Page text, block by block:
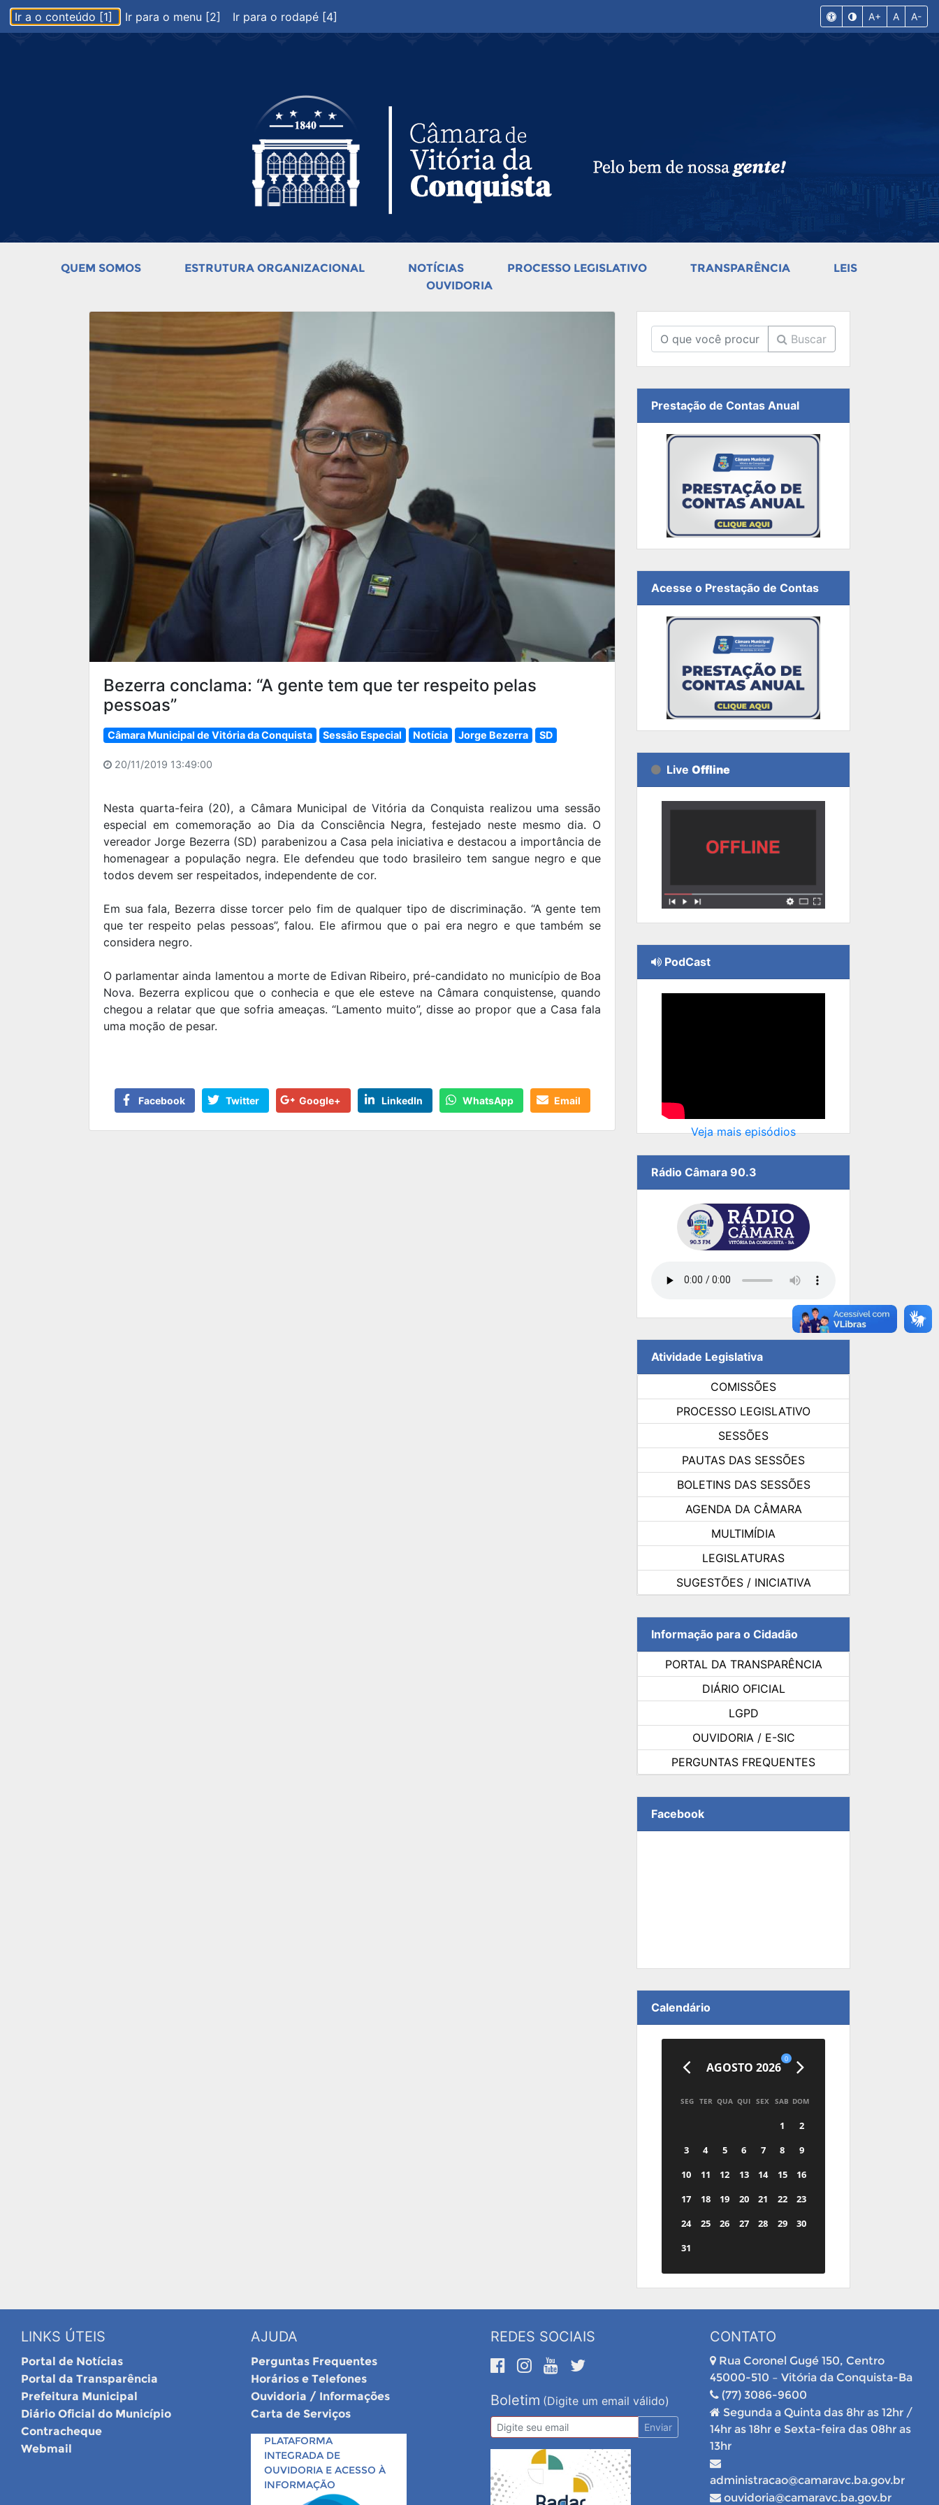
Ir a o conteúdo [1] Ir para o menu [2] Ir para o rodapé [4] A+ A A-
QUEM SOMOS ESTRUTURA ORGANIZACIONAL NOTÍCIAS PROCESSO LEGISLATIVO TRANSPARÊNCIA
LEIS
OUVIDORIA
Bezerra conclama: “A gente tem que ter respeito pelas
pessoas”
Câmara Municipal de Vitória da Conquista Sessão Especial Notícia Jorge Bezerra SD
20/11/2019 13:49:00
Nesta quarta-feira (20), a Câmara Municipal de Vitória da Conquista realizou uma sessão
especial em comemoração ao Dia da Consciência Negra, festejado neste mesmo dia. O
vereador Jorge Bezerra (SD) parabenizou a Casa pela iniciativa e destacou a importância de
homenagear a população negra. Ele defendeu que todo brasileiro tem sangue negro e que
todos devem ser respeitados, independente de cor.
Em sua fala, Bezerra disse torcer pelo fim de qualquer tipo de discriminação. “A gente tem
que ter respeito pelas pessoas”, falou. Ele afirmou que o pai era negro e que também se
considera negro.
O parlamentar ainda lamentou a morte de Edivan Ribeiro, pré-candidato no município de Boa
Nova. Bezerra explicou que o conhecia e que ele esteve na Câmara conquistense, quando
chegou a relatar que que sofria ameaças. “Lamento muito”, disse ao propor que a Casa fala
uma moção de pesar.
Facebook Twitter Google+ LinkedIn WhatsApp Email
Buscar
Prestação de Contas Anual
Acesse o Prestação de Contas
Live Offline
PodCast
Veja mais episódios
Rádio Câmara 90.3
Atividade Legislativa
COMISSÕES
PROCESSO LEGISLATIVO
SESSÕES
PAUTAS DAS SESSÕES
BOLETINS DAS SESSÕES
AGENDA DA CÂMARA
MULTIMÍDIA
LEGISLATURAS
SUGESTÕES / INICIATIVA
Informação para o Cidadão
PORTAL DA TRANSPARÊNCIA
DIÁRIO OFICIAL
LGPD
OUVIDORIA / E-SIC
PERGUNTAS FREQUENTES
Facebook
Calendário
AGOSTO 2026
0
SEG TER QUA QUI SEX SAB DOM
1
2
3
4 5 6 7 8
9
10
11 12 13 14 15
16
17
18 19 20 21 22
23
24
25 26 27 28 29
30
31
LINKS ÚTEIS
Portal de Notícias
Portal da Transparência
Prefeitura Municipal
Diário Oficial do Município
Contracheque
Webmail
AJUDA
Perguntas Frequentes
Horários e Telefones
Ouvidoria / Informações
Carta de Serviços
PLATAFORMA
INTEGRADA DE
OUVIDORIA E ACESSO À
INFORMAÇÃO
REDES SOCIAIS
Boletim (Digite um email válido)
Enviar
CONTATO
Rua Coronel Gugé 150, Centro
45000-510 – Vitória da Conquista-Ba
(77) 3086-9600
Segunda a Quinta das 8hr as 12hr /
14hr as 18hr e Sexta-feira das 08hr as
13hr
administracao@camaravc.ba.gov.br
ouvidoria@camaravc.ba.gov.br